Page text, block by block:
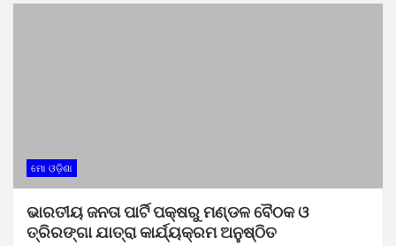
ମୋ ଓଡ଼ିଶା
ଭାରତୀୟ ଜନତା ପାର୍ଟି ପକ୍ଷରୁ ମଣ୍ଡଳ ବୈଠକ ଓ
ତ୍ରିରଙ୍ଗା ଯାତ୍ରା କାର୍ଯ୍ୟକ୍ରମ ଅନୁଷ୍ଠିତ